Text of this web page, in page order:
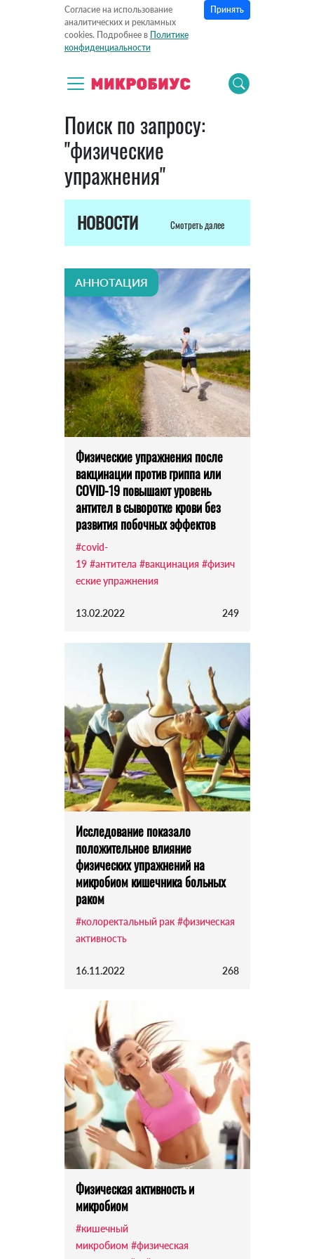
Согласие на использование
аналитических и рекламных
cookies. Подробнее в Политике
конфиденциальности
Принять
Поиск по запросу:
"физические
упражнения"
НОВОСТИ Смотреть далее
АННОТАЦИЯ
Физические упражнения после
вакцинации против гриппа или
COVID-19 повышают уровень
антител в сыворотке крови без
развития побочных эффектов
#covid-
19 #антитела #вакцинация #физич
еские упражнения
13.02.2022 249
Исследование показало
положительное влияние
физических упражнений на
микробиом кишечника больных
раком
#колоректальный рак #физическая
активность
16.11.2022 268
Физическая активность и
микробиом
#кишечный
микробиом #физическая